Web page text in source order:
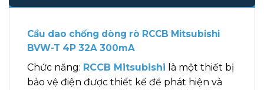
Cầu dao chống dòng rò RCCB Mitsubishi
BVW-T 4P 32A 300mA
Chức năng: RCCB Mitsubishi là một thiết bị
bảo vệ điện được thiết kế để phát hiện và